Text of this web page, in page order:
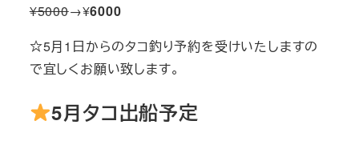
¥5000→¥6000
☆5月1日からのタコ釣り予約を受けいたしますの
で宜しくお願い致します。
5月タコ出船予定